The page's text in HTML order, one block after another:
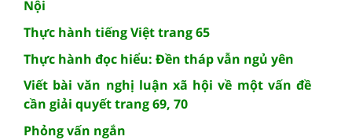
Nội
Thực hành tiếng Việt trang 65
Thực hành đọc hiểu: Đền tháp vẫn ngủ yên
Viết bài văn nghị luận xã hội về một vấn đề
cần giải quyết trang 69, 70
Phỏng vấn ngắn